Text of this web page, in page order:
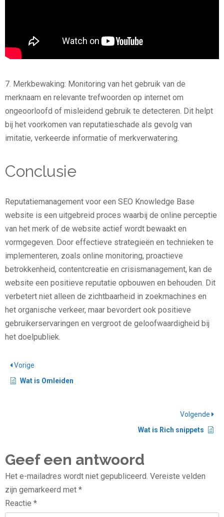
7. Merkbewaking: Monitoring van het gebruik van de
merknaam en relevante trefwoorden op internet om
ongeoorloofd of misleidend gebruik te detecteren. Dit helpt
bij het voorkomen van reputatieschade als gevolg van
imitatie, verkeerde informatie of merkverwatering.
Conclusie
Reputatiemanagement voor een SEO Knowledge Base
website is een uitgebreid proces waarbij de online perceptie
van het merk of de website actief wordt bewaakt en
vormgegeven. Door effectieve strategieën en technieken te
implementeren, zoals online monitoring, proactieve
betrokkenheid, contentcreatie en crisismanagement, kan de
website een positieve reputatie opbouwen en behouden. Dit
verbetert niet alleen de zichtbaarheid in zoekmachines en
het organische verkeer, maar bevordert ook positieve
gebruikerservaringen en vergroot de geloofwaardigheid bij
het doelpubliek.
Vorige
Wat is Omleiden
Volgende
Wat is Rich snippets
Geef een antwoord
Het e-mailadres wordt niet gepubliceerd. Vereiste velden
zijn gemarkeerd met *
Reactie *